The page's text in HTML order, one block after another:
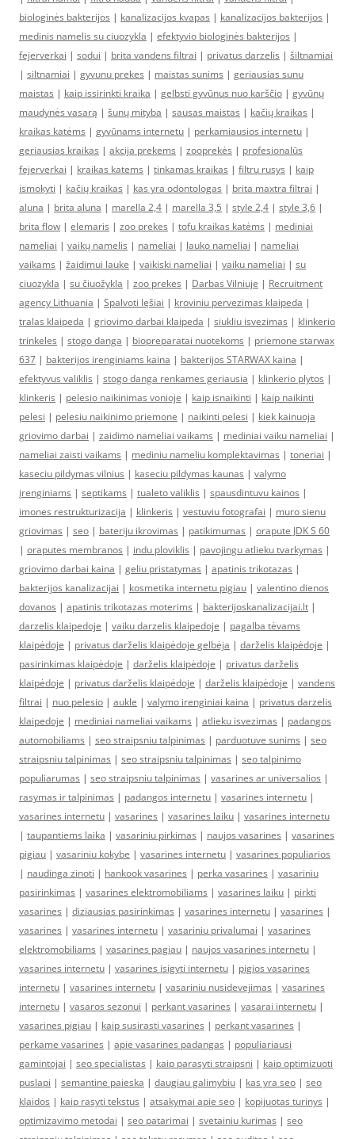
biologinės bakterijos | kanalizacijos kvapas | kanalizacijos bakterijos |
medinis namelis su ciuozykla | efektyvio biologinės bakterijos |
fejerverkai | sodui | brita vandens filtrai | privatus darzelis | šiltnamiai
| siltnamiai | gyvunu prekes | maistas sunims | geriausias sunu
maistas | kaip issirinkti kraika | gelbsti gyvūnus nuo karščio | gyvūnų
maudynės vasarą | šunų mityba | sausas maistas | kačių kraikas |
kraikas katėms | gyvūnams internetu | perkamiausios internetu |
geriausias kraikas | akcija prekems | zooprekės | profesionalūs
fejerverkai | kraikas katems | tinkamas kraikas | filtru rusys | kaip
ismokyti | kačių kraikas | kas yra odontologas | brita maxtra filtrai |
aluna | brita aluna | marella 2,4 | marella 3,5 | style 2,4 | style 3,6 |
brita flow | elemaris | zoo prekes | tofu kraikas katėms | mediniai
nameliai | vaikų namelis | nameliai | lauko nameliai | nameliai
vaikams | žaidimui lauke | vaikiski nameliai | vaiku nameliai | su
ciuozykla | su čiuožykla | zoo prekes | Darbas Vilniuje | Recruitment
agency Lithuania | Spalvoti lęšiai | kroviniu pervezimas klaipeda |
tralas klaipeda | griovimo darbai klaipeda | siukliu isvezimas | klinkerio
trinkeles | stogo danga | biopreparatai nuotekoms | priemone starwax
637 | bakterijos irenginiams kaina | bakterijos STARWAX kaina |
efektyvus valiklis | stogo danga renkames geriausia | klinkerio plytos |
klinkeris | pelesio naikinimas vonioje | kaip isnaikinti | kaip naikinti
pelesi | pelesiu naikinimo priemone | naikinti pelesi | kiek kainuoja
griovimo darbai | zaidimo nameliai vaikams | mediniai vaiku nameliai |
nameliai zaisti vaikams | mediniu nameliu komplektavimas | toneriai |
kaseciu pildymas vilnius | kaseciu pildymas kaunas | valymo
įrenginiams | septikams | tualeto valiklis | spausdintuvu kainos |
imones restrukturizacija | klinkeris | vestuviu fotografai | muro sienu
griovimas | seo | bateriju ikrovimas | patikimumas | orapute JDK S 60
| oraputes membranos | indu ploviklis | pavojingu atlieku tvarkymas |
griovimo darbai kaina | geliu pristatymas | apatinis trikotazas |
bakterijos kanalizacijai | kosmetika internetu pigiau | valentino dienos
dovanos | apatinis trikotazas moterims | bakterijoskanalizacijai.lt |
darzelis klaipedoje | vaiku darzelis klaipedoje | pagalba tėvams
klaipėdoje | privatus darželis klaipėdoje gelbėja | darželis klaipėdoje |
pasirinkimas klaipėdoje | darželis klaipėdoje | privatus darželis
klaipėdoje | privatus darželis klaipėdoje | darželis klaipėdoje | vandens
filtrai | nuo pelesio | aukle | valymo irenginiai kaina | privatus darzelis
klaipedoje | mediniai nameliai vaikams | atlieku isvezimas | padangos
automobiliams | seo straipsniu talpinimas | parduotuve sunims | seo
straipsniu talpinimas | seo straipsniu talpinimas | seo talpinimo
populiarumas | seo straipsniu talpinimas | vasarines ar universalios |
rasymas ir talpinimas | padangos internetu | vasarines internetu |
vasarines internetu | vasarines | vasarines laiku | vasarines internetu
| taupantiems laika | vasariniu pirkimas | naujos vasarines | vasarines
pigiau | vasariniu kokybe | vasarines internetu | vasarines populiarios
| naudinga zinoti | hankook vasarines | perka vasarines | vasariniu
pasirinkimas | vasarines elektromobiliams | vasarines laiku | pirkti
vasarines | diziausias pasirinkimas | vasarines internetu | vasarines |
vasarines | vasarines internetu | vasariniu privalumai | vasarines
elektromobiliams | vasarines pagiau | naujos vasarines internetu |
vasarines internetu | vasarines isigyti internetu | pigios vasarines
internetu | vasarines internetu | vasariniu nusidevejimas | vasarines
internetu | vasaros sezonui | perkant vasarines | vasarai internetu |
vasarines pigiau | kaip susirasti vasarines | perkant vasarines |
perkame vasarines | apie vasarines padangas | populiariausi
gamintojai | seo specialistas | kaip parasyti straipsni | kaip optimizuoti
puslapi | semantine paieska | daugiau galimybiu | kas yra seo | seo
klaidos | kaip rasyti tekstus | atsakymai apie seo | kopijuotas turinys |
optimizavimo metodai | seo patarimai | svetainiu kurimas | seo